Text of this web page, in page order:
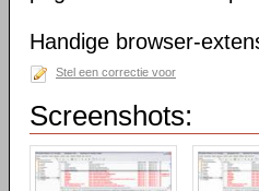
Handige browser-
Stel een correctie voor
Screenshots: